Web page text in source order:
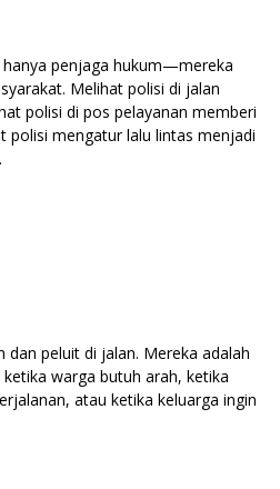
hanya penjaga hukum—mereka
Melihat polisi di jalan
polisi di pos pelayanan memberi
polisi mengatur lalu lintas menjadi
dan peluit di jalan. Mereka adalah
warga butuh arah, ketika
atau ketika keluarga ingin